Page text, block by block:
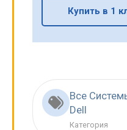
Купить в 1
Все
Dell
Категория